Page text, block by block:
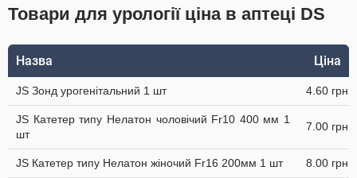
Товари для урології ціна в аптеці DS
Назва Ціна
JS Зонд урогенітальний 1 шт 4.60 грн
JS Катетер типу Нелатон чоловічий Fr10 400 мм 1
шт
7.00 грн
JS Катетер типу Нелатон жіночий Fr16 200мм 1 шт 8.00 грн